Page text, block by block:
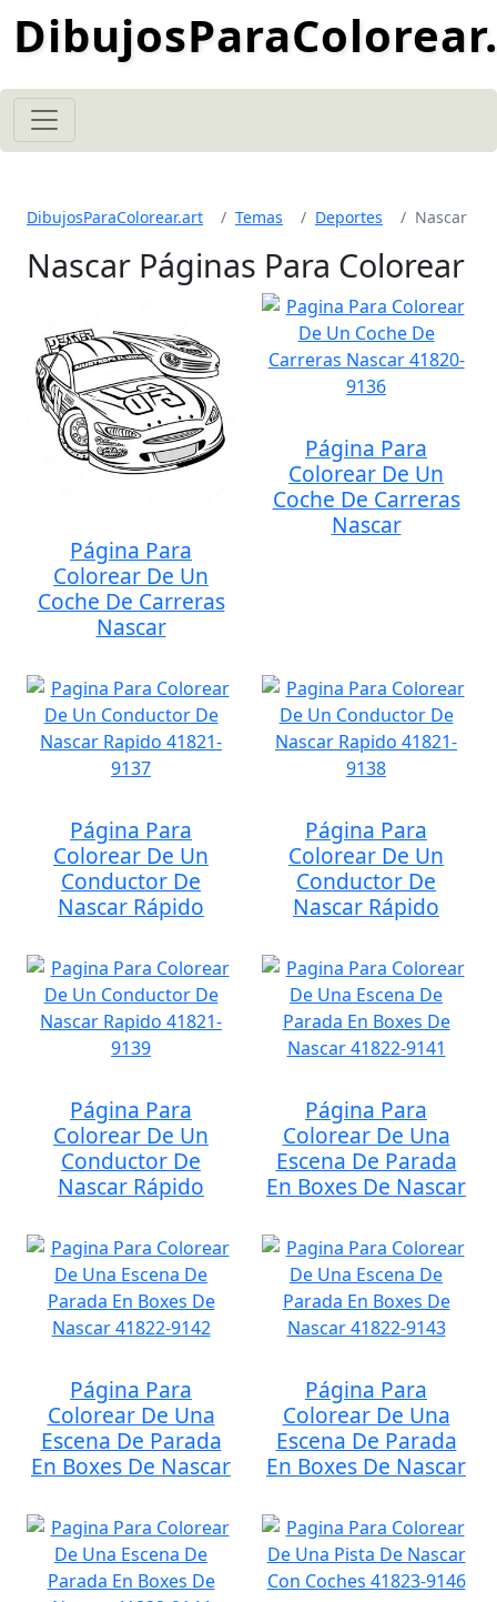
DibujosParaColorear.art Temas Deportes Nascar
Nascar Páginas Para Colorear
Página Para
Colorear De Un
Coche De Carreras
Nascar
Página Para
Colorear De Un
Coche De Carreras
Nascar
Página Para
Colorear De Un
Conductor De
Nascar Rápido
Página Para
Colorear De Un
Conductor De
Nascar Rápido
Página Para
Colorear De Un
Conductor De
Nascar Rápido
Página Para
Colorear De Una
Escena De Parada
En Boxes De Nascar
Página Para
Colorear De Una
Escena De Parada
En Boxes De Nascar
Página Para
Colorear De Una
Escena De Parada
En Boxes De Nascar